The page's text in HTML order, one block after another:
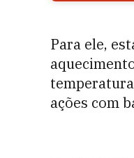
Para ele,
temperatura
ações com